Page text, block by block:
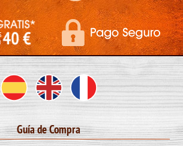
Guía de Compra